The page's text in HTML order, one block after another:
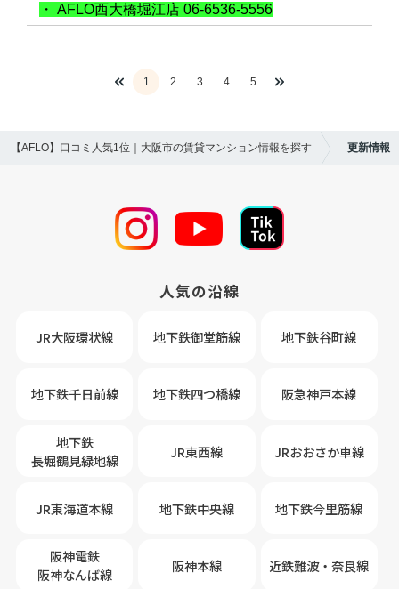
・ AFLO西大橋堀江店 06-6536-5556
1 2 3 4 5
【AFLO】口コミ人気1位｜大阪市の賃貸マンション情報を探す 更新情報
人気の沿線
JR大阪環状線 地下鉄御堂筋線 地下鉄谷町線
地下鉄千日前線 地下鉄四つ橋線 阪急神戸本線
地下鉄
長堀鶴見緑地線
JR東西線 JRおおさか車線
JR東海道本線 地下鉄中央線 地下鉄今里筋線
阪神電鉄
阪神なんば線
阪神本線 近鉄難波・奈良線